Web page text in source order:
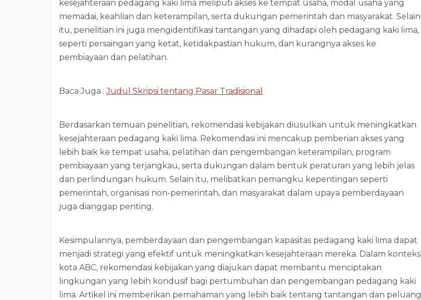
kesejahteraan pedagang kaki lima meliputi akses ke tempat usaha, modal usaha yang
memadai, keahlian dan keterampilan, serta dukungan pemerintah dan masyarakat. Selain
itu, penelitian ini juga mengidentifikasi tantangan yang dihadapi oleh pedagang kaki lima,
seperti persaingan yang ketat, ketidakpastian hukum, dan kurangnya akses ke
pembiayaan dan pelatihan.
Baca Juga :Judul Skripsi tentang Pasar Tradisional
Berdasarkan temuan penelitian, rekomendasi kebijakan diusulkan untuk meningkatkan
kesejahteraan pedagang kaki lima. Rekomendasi ini mencakup pemberian akses yang
lebih baik ke tempat usaha, pelatihan dan pengembangan keterampilan, program
pembiayaan yang terjangkau, serta dukungan dalam bentuk peraturan yang lebih jelas
dan perlindungan hukum. Selain itu, melibatkan pemangku kepentingan seperti
pemerintah, organisasi non-pemerintah, dan masyarakat dalam upaya pemberdayaan
juga dianggap penting.
Kesimpulannya, pemberdayaan dan pengembangan kapasitas pedagang kaki lima dapat
menjadi strategi yang efektif untuk meningkatkan kesejahteraan mereka. Dalam konteks
kota ABC, rekomendasi kebijakan yang diajukan dapat membantu menciptakan
lingkungan yang lebih kondusif bagi pertumbuhan dan pengembangan pedagang kaki
lima. Artikel ini memberikan pemahaman yang lebih baik tentang tantangan dan peluang